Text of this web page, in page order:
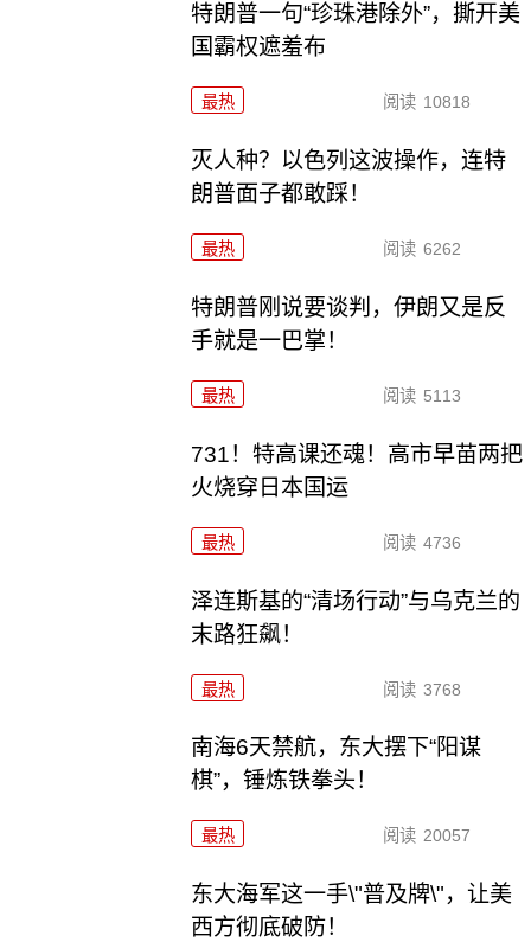
特朗普一句“珍珠港除外”，撕开美
国霸权遮羞布
最热 阅读 10818
灭人种？以色列这波操作，连特
朗普面子都敢踩！
最热 阅读 6262
特朗普刚说要谈判，伊朗又是反
手就是一巴掌！
最热 阅读 5113
731！特高课还魂！高市早苗两把
火烧穿日本国运
最热 阅读 4736
泽连斯基的“清场行动”与乌克兰的
末路狂飙！
最热 阅读 3768
南海6天禁航，东大摆下“阳谋
棋”，锤炼铁拳头！
最热 阅读 20057
东大海军这一手\"普及牌\"，让美
西方彻底破防！